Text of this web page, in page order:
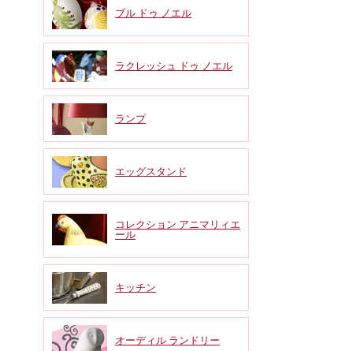
ブル ドゥ ノエル
ラクレッシュ ドゥ ノエル
ランプ
エッグスタンド
コレクション アニマリィエ
ール
キッチン
オーディル ランドリー